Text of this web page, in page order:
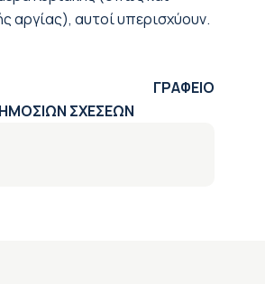
αργίας), αυτοί υπερισχύουν.
ΣΧΕΣΕΩΝ